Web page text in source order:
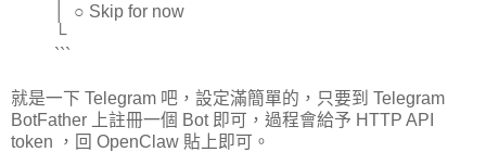
│ ○ Skip for now
└
```
就是一下 Telegram 吧，設定滿簡單的，只要到 Telegram
BotFather 上註冊一個 Bot 即可，過程會給予 HTTP API
token ，回 OpenClaw 貼上即可。